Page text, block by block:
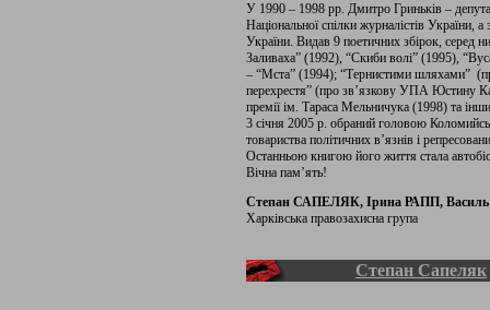
У 1990 – 1998 рр. Дмитро Гриньків –
Національної спілки журналістів України,
України. Видав 9 поетичних збірок, серед
Заливаха” (1992), “Скиби волі” (1995),
– “Мста” (1994); “Тернистими шляхами”
перехрестя” (про зв’язкову УПА Юстину
премії ім. Тараса Мельничука (1998) та
3 січня 2005 р. обраний головою
товариства політичних в’язнів і
Останньою книгою його життя стала
Вічна пам’ять!
Степан САПЕЛЯК, Ірина РАПП,
Харківська правозахисна група
Степан Сапеляк